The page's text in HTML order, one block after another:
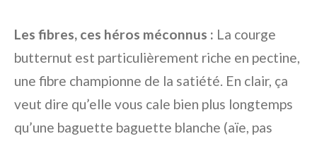
Les fibres, ces héros méconnus : La courge
butternut est particulièrement riche en pectine,
une fibre championne de la satiété. En clair, ça
veut dire qu’elle vous cale bien plus longtemps
qu’une baguette baguette blanche (aïe, pas